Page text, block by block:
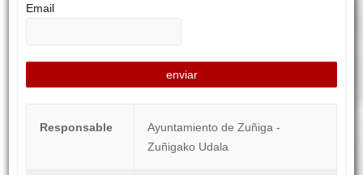
Email
Responsable
Ayuntamiento de Zuñiga -
Zuñigako Udala